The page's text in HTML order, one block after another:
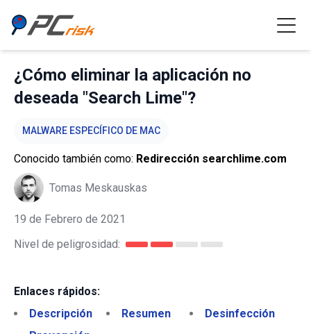
¿Cómo eliminar la aplicación no
deseada "Search Lime"?
MALWARE ESPECÍFICO DE MAC
Conocido también como: Redirección searchlime.com
Tomas Meskauskas
19 de Febrero de 2021
Nivel de peligrosidad:
Enlaces rápidos:
Descripción
Resumen
Desinfección